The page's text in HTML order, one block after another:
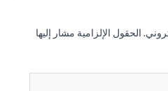
الحقول الإلزامية مشار إليها